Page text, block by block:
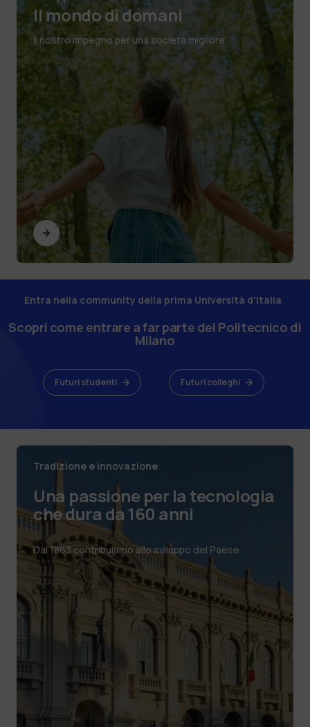
Il mondo di domani
Il nostro impegno per una società migliore
Entra nella community della prima Università d'Italia
Scopri come entrare a far parte del Politecnico di
Milano
Futuri studenti Futuri colleghi
Tradizione e innovazione
Una passione per la tecnologia
che dura da 160 anni
Dal 1863 contribuiamo allo sviluppo del Paese